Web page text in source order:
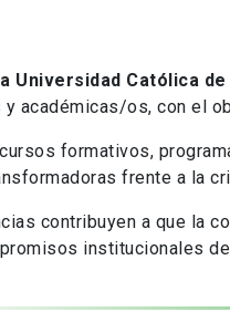
Universidad Católica de
académicas/os, con el
formativos,
frente a la
contribuyen a que la
institucionales